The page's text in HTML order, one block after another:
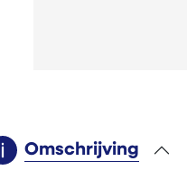
Omschrijving